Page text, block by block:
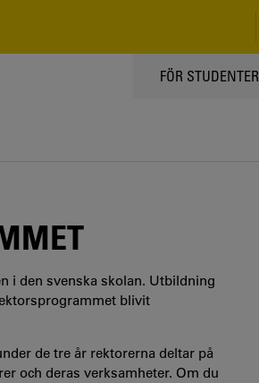
TOPPMENY
FÖR STUDENTER
i den svenska skolan. Utbildning
blivit
de tre år rektorerna deltar på
och deras verksamheter. Om du